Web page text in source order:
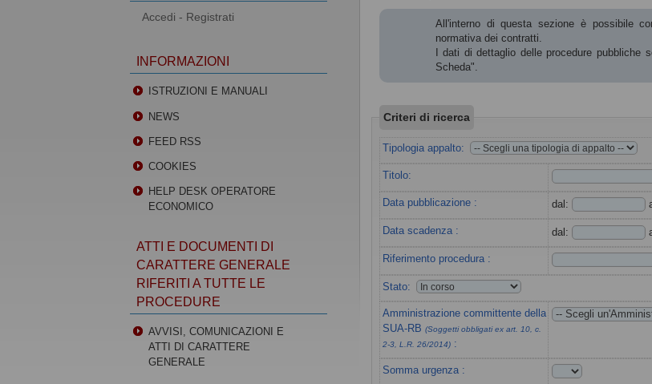
All'interno di questa sezione è possibile
normativa dei contratti.
I dati di dettaglio delle procedure pubbliche
Scheda".
Criteri di ricerca
Tipologia appalto:
Titolo:
Data pubblicazione : dal:
Data scadenza : dal:
Riferimento procedura :
Stato:
Amministrazione committente della
SUA-RB(Soggetti obbligati ex art. 10, c.
2-3, L.R. 26/2014) :
Somma urgenza :
Accedi - Registrati
INFORMAZIONI
ISTRUZIONI E MANUALI
NEWS
FEED RSS
COOKIES
HELP DESK OPERATORE
ECONOMICO
ATTI E DOCUMENTI DI
CARATTERE GENERALE
RIFERITI A TUTTE LE
PROCEDURE
AVVISI, COMUNICAZIONI E
ATTI DI CARATTERE
GENERALE